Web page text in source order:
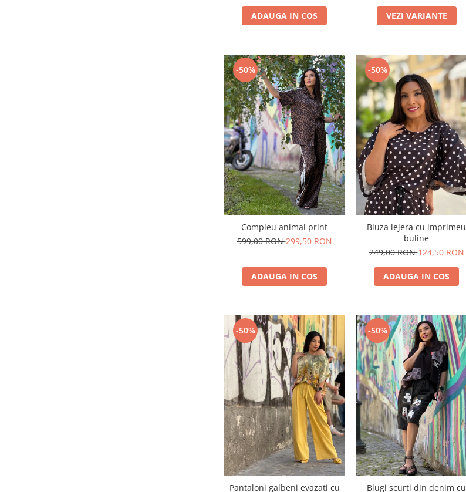
ADAUGA IN COS VEZI VARIANTE
-50%
Compleu animal print
599,00 RON299,50 RON
ADAUGA IN COS
-50%
Bluza lejera cu imprimeu
buline
249,00 RON124,50 RON
ADAUGA IN COS
-50%
Pantaloni galbeni evazati cu
-50%
Blugi scurti din denim cu